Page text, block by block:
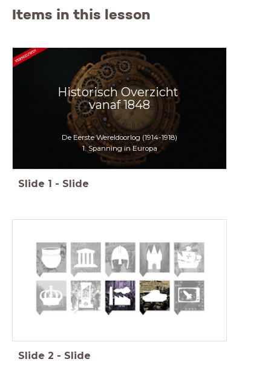
Items in this lesson
Historisch Overzicht
vanaf 1848
De Eerste Wereldoorlog (1914-1918)
1. Spanning in Europa
Slide 1 - Slide
Slide 2 - Slide